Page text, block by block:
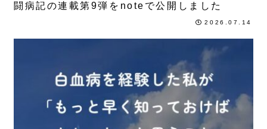
闘病記の連載第9弾をnoteで公開しました
2026.07.14